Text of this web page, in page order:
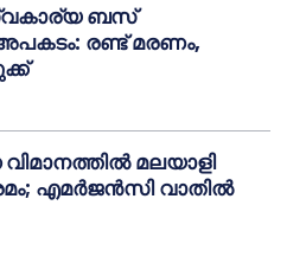
സ്വകാര്യ ബസ്
രണ്ട് മരണം,
വിമാനത്തില്‍ മലയാളി
എമര്‍ജൻസി വാതില്‍